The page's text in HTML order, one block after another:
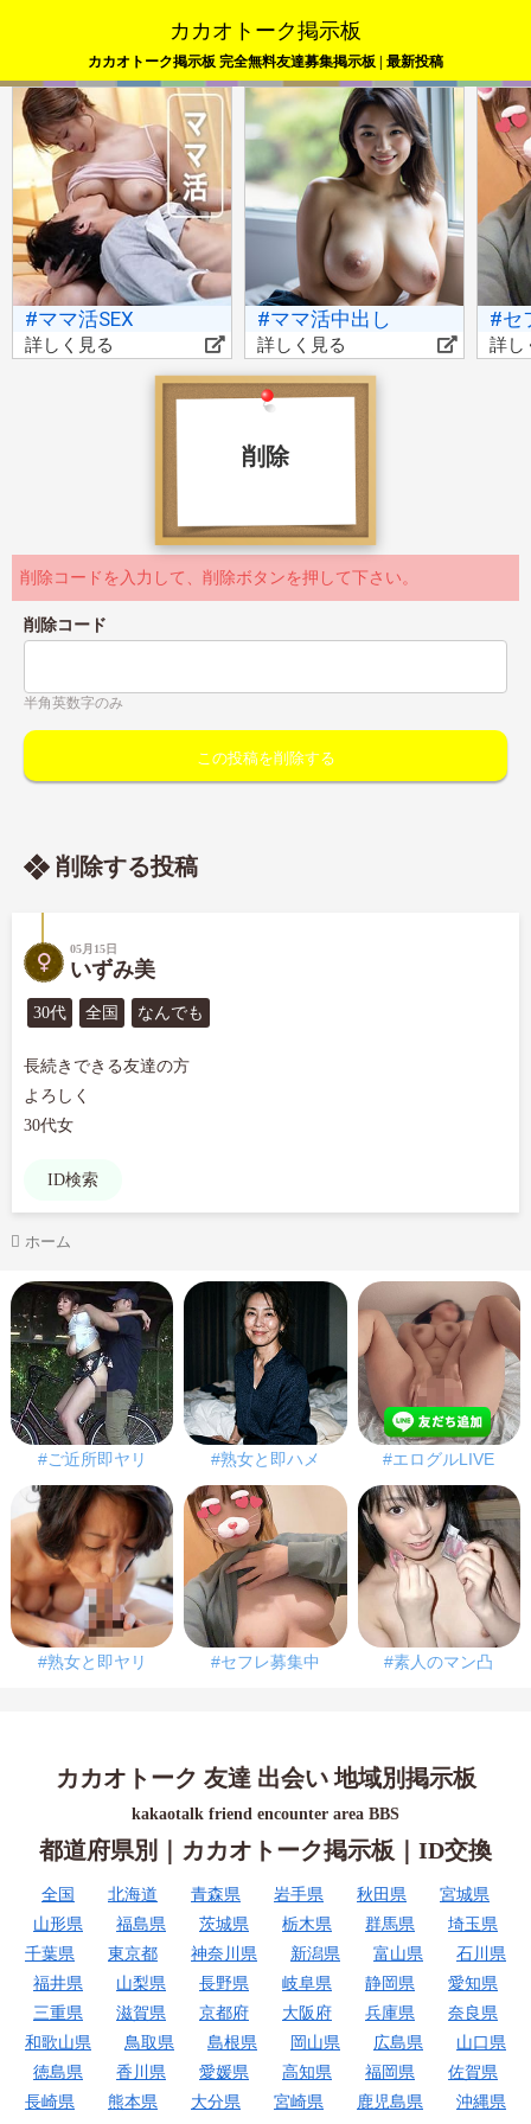
カカオトーク掲示板
カカオトーク掲示板 完全無料友達募集掲示板 | 最新投稿
#ママ活SEX
詳しく見る
#ママ活中出し
詳しく見る
#セ
詳し
削除
削除コードを入力して、削除ボタンを押して下さい。
削除コード
半角英数字のみ
削除する投稿
05月15日
いずみ美
30代 全国 なんでも
長続きできる友達の方
よろしく
30代女
ID検索
ホーム
#ご近所即ヤリ #熟女と即ハメ #エログルLIVE
#熟女と即ヤリ #セフレ募集中 #素人のマン凸
カカオトーク 友達 出会い 地域別掲示板
kakaotalk friend encounter area BBS
都道府県別｜カカオトーク掲示板｜ID交換
全国 北海道 青森県 岩手県 秋田県
宮城県
山形県
福島県 茨城県 栃木県 群馬県
埼玉県
千葉県
東京都 神奈川県 新潟県 富山県
石川県
福井県
山梨県 長野県 岐阜県 静岡県
愛知県
三重県
滋賀県 京都府 大阪府 兵庫県
奈良県
和歌山県
鳥取県 島根県 岡山県 広島県
山口県
徳島県
香川県 愛媛県 高知県 福岡県
佐賀県
長崎県
熊本県 大分県 宮崎県 鹿児島県 沖縄県